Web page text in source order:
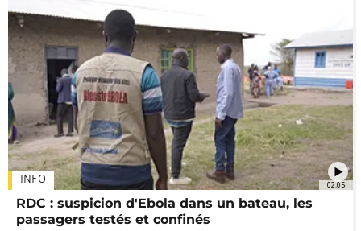
02:05
INFO
RDC : suspicion d'Ebola dans un bateau, les
passagers testés et confinés